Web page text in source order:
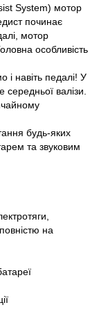
System) мотор
починає
мотор
особливість
і навіть педалі! У
валізи.
будь-яких
та звуковим
на